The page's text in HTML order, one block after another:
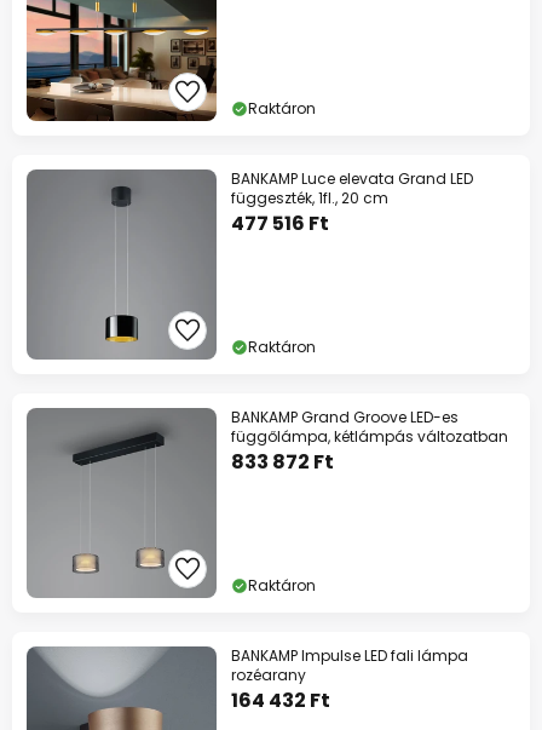
Raktáron
BANKAMP Luce elevata Grand LED
függeszték, 1fl., 20 cm
477 516 Ft
Raktáron
BANKAMP Grand Groove LED-es
függőlámpa, kétlámpás változatban
833 872 Ft
Raktáron
BANKAMP Impulse LED fali lámpa
rozéarany
164 432 Ft